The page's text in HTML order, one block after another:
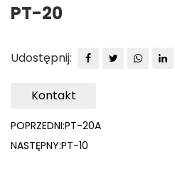
PT-20
Udostępnij:
Kontakt
POPRZEDNI:PT-20A
NASTĘPNY:PT-10